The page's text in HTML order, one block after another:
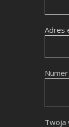
Adres
Twoja